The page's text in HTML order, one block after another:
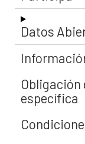
Datos
Obligación
específica